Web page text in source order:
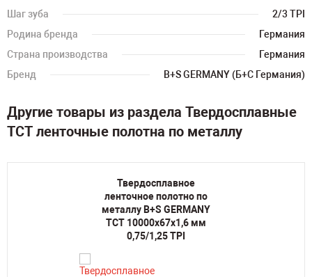
Шаг зуба
2/3 TPI
Родина бренда
Германия
Страна производства
Германия
Бренд
B+S GERMANY (Б+С Германия)
Другие товары из раздела Твердосплавные
TCT ленточные полотна по металлу
Твердосплавное
ленточное полотно по
металлу B+S GERMANY
TCT 10000х67х1,6 мм
0,75/1,25 TPI